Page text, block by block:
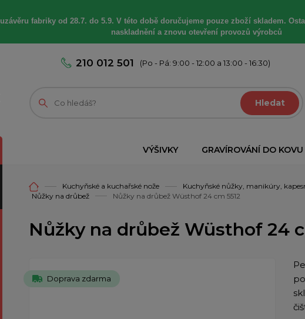
uzávěru fabriky od 28.7. do 5.9. V této době doručujeme pouze zboží skladem.
naskladnění a znovu otevření provozů výrobců
210 012 501 (Po - Pá: 9:00 - 12:00 a 13:00 - 16:30)
Hledat
VÝŠIVKY GRAVÍROVÁNÍ DO KOVU
Kuchyňské a kuchařské nože Kuchyňské nůžky, manikúry,
Nůžky na drůbež
Nůžky na drůbež Wüsthof 24 cm 5512
Nůžky na drůbež Wüsthof 24
Doprava zdarma